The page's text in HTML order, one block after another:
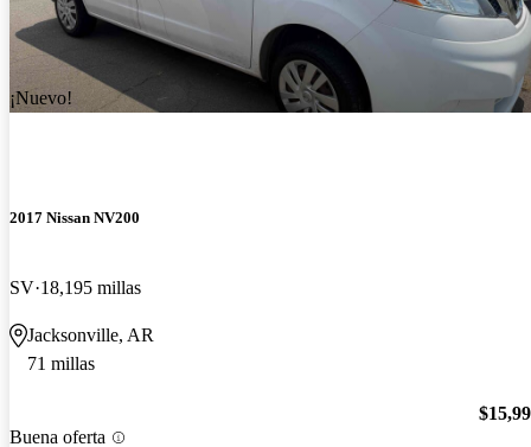
¡Nuevo!
2017 Nissan NV200
SV 18,195 millas
Jacksonville, AR
71 millas
Buena oferta